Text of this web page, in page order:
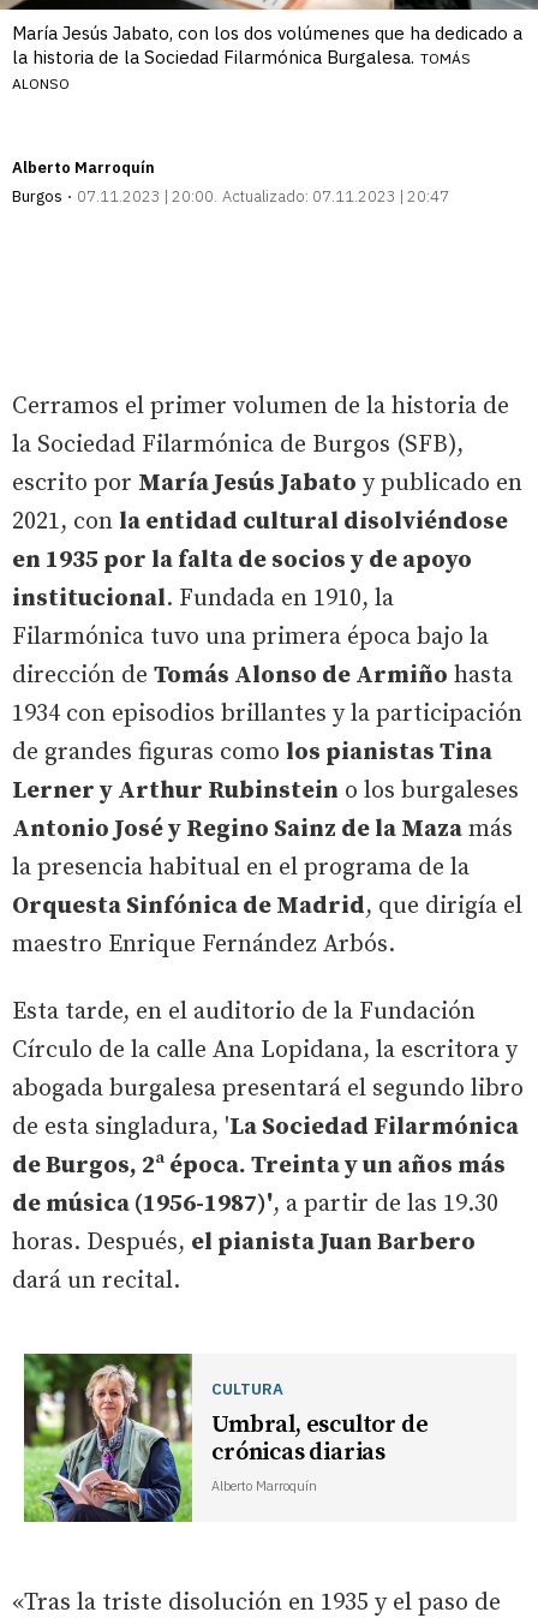
María Jesús Jabato, con los dos volúmenes que ha dedicado a
la historia de la Sociedad Filarmónica Burgalesa. TOMÁS
ALONSO
Alberto Marroquín
Burgos
07.11.2023 | 20:00 Actualizado: 07.11.2023 | 20:47
Cerramos el primer volumen de la historia de
la Sociedad Filarmónica de Burgos (SFB),
escrito por María Jesús Jabato y publicado en
2021, con la entidad cultural disolviéndose
en 1935 por la falta de socios y de apoyo
institucional. Fundada en 1910, la
Filarmónica tuvo una primera época bajo la
dirección de Tomás Alonso de Armiño hasta
1934 con episodios brillantes y la participación
de grandes figuras como los pianistas Tina
Lerner y Arthur Rubinstein o los burgaleses
Antonio José y Regino Sainz de la Maza más
la presencia habitual en el programa de la
Orquesta Sinfónica de Madrid, que dirigía el
maestro Enrique Fernández Arbós.
Esta tarde, en el auditorio de la Fundación
Círculo de la calle Ana Lopidana, la escritora y
abogada burgalesa presentará el segundo libro
de esta singladura, 'La Sociedad Filarmónica
de Burgos, 2ª época. Treinta y un años más
de música (1956-1987)', a partir de las 19.30
horas. Después, el pianista Juan Barbero
dará un recital.
CULTURA
Umbral, escultor de
crónicas diarias
Alberto Marroquín
«Tras la triste disolución en 1935 y el paso de